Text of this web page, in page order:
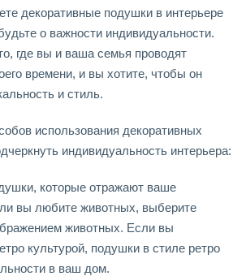
декоративные подушки в интерьере
о важности индивидуальности.
где вы и ваша семья проводят
времени, и вы хотите, чтобы он
и стиль.
использования декоративных
индивидуальность интерьера:
которые отражают ваше
вы любите животных, выберите
животных. Если вы
культурой, подушки в стиле ретро
в ваш дом.